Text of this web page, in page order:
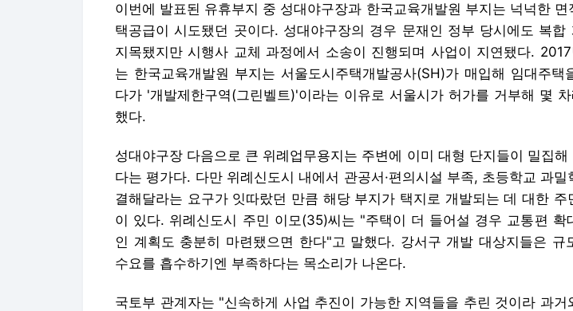
이번에 발표된 유휴부지 중 성대야구장과 한국교육개발원 부지는 넉넉한 면
택공급이 시도됐던 곳이다. 성대야구장의 경우 문재인 정부 당시에도 복합
지목됐지만 시행사 교체 과정에서 소송이 진행되며 사업이 지연됐다.
는 한국교육개발원 부지는 서울도시주택개발공사(SH)가 매입해 임대주택
다가 '개발제한구역(그린벨트)'이라는 이유로 서울시가 허가를 거부해 몇
했다.
성대야구장 다음으로 큰 위례업무용지는 주변에 이미 대형 단지들이 밀집해
다는 평가다. 다만 위례신도시 내에서 관공서·편의시설 부족, 초등학교 과밀
결해달라는 요구가 잇따랐던 만큼 해당 부지가 택지로 개발되는 데 대한 주
이 있다. 위례신도시 주민 이모(35)씨는 "주택이 더 들어설 경우 교통편 확
인 계획도 충분히 마련됐으면 한다"고 말했다. 강서구 개발 대상지들은 규
수요를 흡수하기엔 부족하다는 목소리가 나온다.
국토부 관계자는 "신속하게 사업 추진이 가능한 지역들을 추린 것이라 과거